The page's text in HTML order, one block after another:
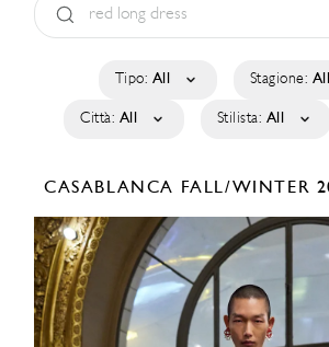
Tipo: All Stagione: All
Città: All Stilista: All
CASABLANCA FALL/WINTER